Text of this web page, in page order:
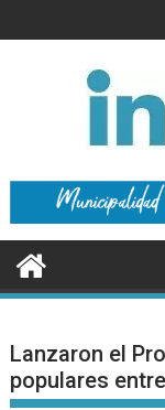
al
Lanzaron el
populares